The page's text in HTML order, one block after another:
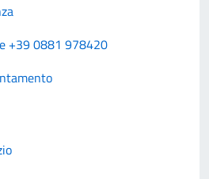
+39 0881 978420